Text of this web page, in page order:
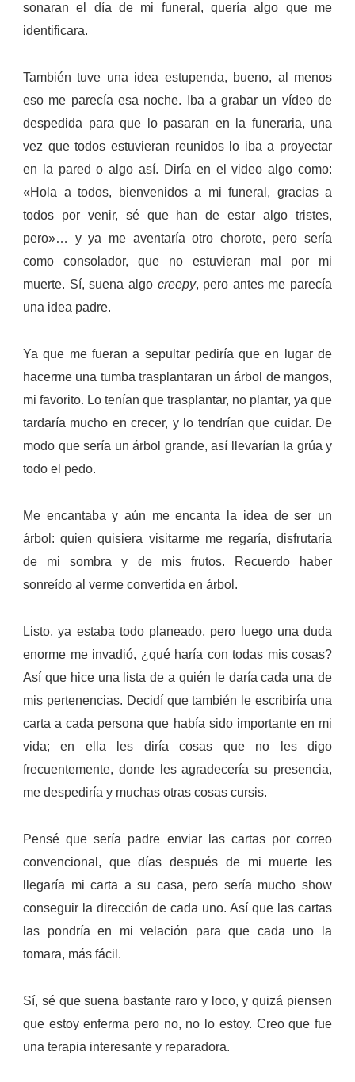
sonaran el día de mi funeral, quería algo que me
identificara.
También tuve una idea estupenda, bueno, al menos
eso me parecía esa noche. Iba a grabar un vídeo de
despedida para que lo pasaran en la funeraria, una
vez que todos estuvieran reunidos lo iba a proyectar
en la pared o algo así. Diría en el video algo como:
«Hola a todos, bienvenidos a mi funeral, gracias a
todos por venir, sé que han de estar algo tristes,
pero»… y ya me aventaría otro chorote, pero sería
como consolador, que no estuvieran mal por mi
muerte. Sí, suena algo creepy, pero antes me parecía
una idea padre.
Ya que me fueran a sepultar pediría que en lugar de
hacerme una tumba trasplantaran un árbol de mangos,
mi favorito. Lo tenían que trasplantar, no plantar, ya que
tardaría mucho en crecer, y lo tendrían que cuidar. De
modo que sería un árbol grande, así llevarían la grúa y
todo el pedo.
Me encantaba y aún me encanta la idea de ser un
árbol: quien quisiera visitarme me regaría, disfrutaría
de mi sombra y de mis frutos. Recuerdo haber
sonreído al verme convertida en árbol.
Listo, ya estaba todo planeado, pero luego una duda
enorme me invadió, ¿qué haría con todas mis cosas?
Así que hice una lista de a quién le daría cada una de
mis pertenencias. Decidí que también le escribiría una
carta a cada persona que había sido importante en mi
vida; en ella les diría cosas que no les digo
frecuentemente, donde les agradecería su presencia,
me despediría y muchas otras cosas cursis.
Pensé que sería padre enviar las cartas por correo
convencional, que días después de mi muerte les
llegaría mi carta a su casa, pero sería mucho show
conseguir la dirección de cada uno. Así que las cartas
las pondría en mi velación para que cada uno la
tomara, más fácil.
Sí, sé que suena bastante raro y loco, y quizá piensen
que estoy enferma pero no, no lo estoy. Creo que fue
una terapia interesante y reparadora.